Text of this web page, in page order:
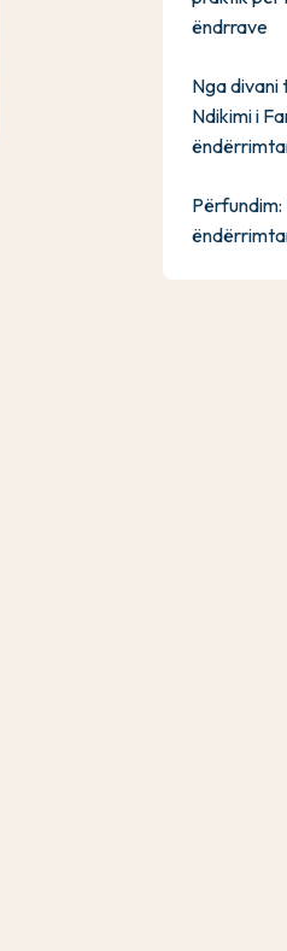
ëndrrave
Nga divani
Ndikimi i